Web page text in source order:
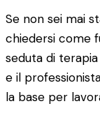
Se non sei mai
chiedersi come
seduta di
e il
la base per